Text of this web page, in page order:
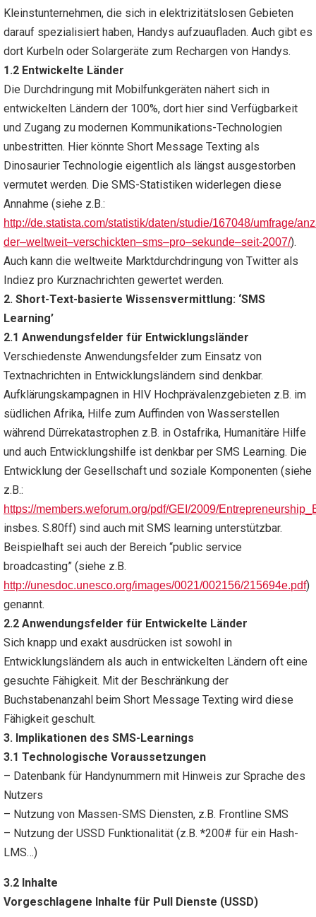
Kleinstunternehmen, die sich in elektrizitätslosen Gebieten
darauf spezialisiert haben, Handys aufzuaufladen. Auch gibt es
dort Kurbeln oder Solargeräte zum Rechargen von Handys.
1.2 Entwickelte Länder
Die Durchdringung mit Mobilfunkgeräten nähert sich in
entwickelten Ländern der 100%, dort hier sind Verfügbarkeit
und Zugang zu modernen Kommunikations-Technologien
unbestritten. Hier könnte Short Message Texting als
Dinosaurier Technologie eigentlich als längst ausgestorben
vermutet werden. Die SMS-Statistiken widerlegen diese
Annahme (siehe z.B.:
http://de.statista.com/statistik/daten/studie/167048/umfrage/
der–weltweit–verschickten–sms–pro–sekunde–seit-2007/).
Auch kann die weltweite Marktdurchdringung von Twitter als
Indiez pro Kurznachrichten gewertet werden.
2. Short-Text-basierte Wissensvermittlung: ‘SMS
Learning’
2.1 Anwendungsfelder für Entwicklungsländer
Verschiedenste Anwendungsfelder zum Einsatz von
Textnachrichten in Entwicklungsländern sind denkbar.
Aufklärungskampagnen in HIV Hochprävalenzgebieten z.B. im
südlichen Afrika, Hilfe zum Auffinden von Wasserstellen
während Dürrekatastrophen z.B. in Ostafrika, Humanitäre Hilfe
und auch Entwicklungshilfe ist denkbar per SMS Learning. Die
Entwicklung der Gesellschaft und soziale Komponenten (siehe
z.B.:
https://members.weforum.org/pdf/GEI /2009/Entrepreneurship
insbes. S.80ff) sind auch mit SMS learning unterstützbar.
Beispielhaft sei auch der Bereich “public service
broadcasting” (siehe z.B.
http://unesdoc.unesco.org/images/0021/002156/215694e.pdf)
genannt.
2.2 Anwendungsfelder für Entwickelte Länder
Sich knapp und exakt ausdrücken ist sowohl in
Entwicklungsländern als auch in entwickelten Ländern oft eine
gesuchte Fähigkeit. Mit der Beschränkung der
Buchstabenanzahl beim Short Message Texting wird diese
Fähigkeit geschult.
3. Implikationen des SMS-Learnings
3.1 Technologische Voraussetzungen
– Datenbank für Handynummern mit Hinweis zur Sprache des
Nutzers
– Nutzung von Massen-SMS Diensten, z.B. Frontline SMS
– Nutzung der USSD Funktionalität (z.B. *200# für ein Hash-
LMS…)
3.2 Inhalte
Vorgeschlagene Inhalte für Pull Dienste (USSD)